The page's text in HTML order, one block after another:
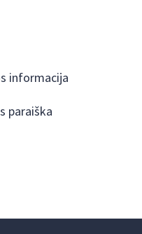
informacija
paraiška